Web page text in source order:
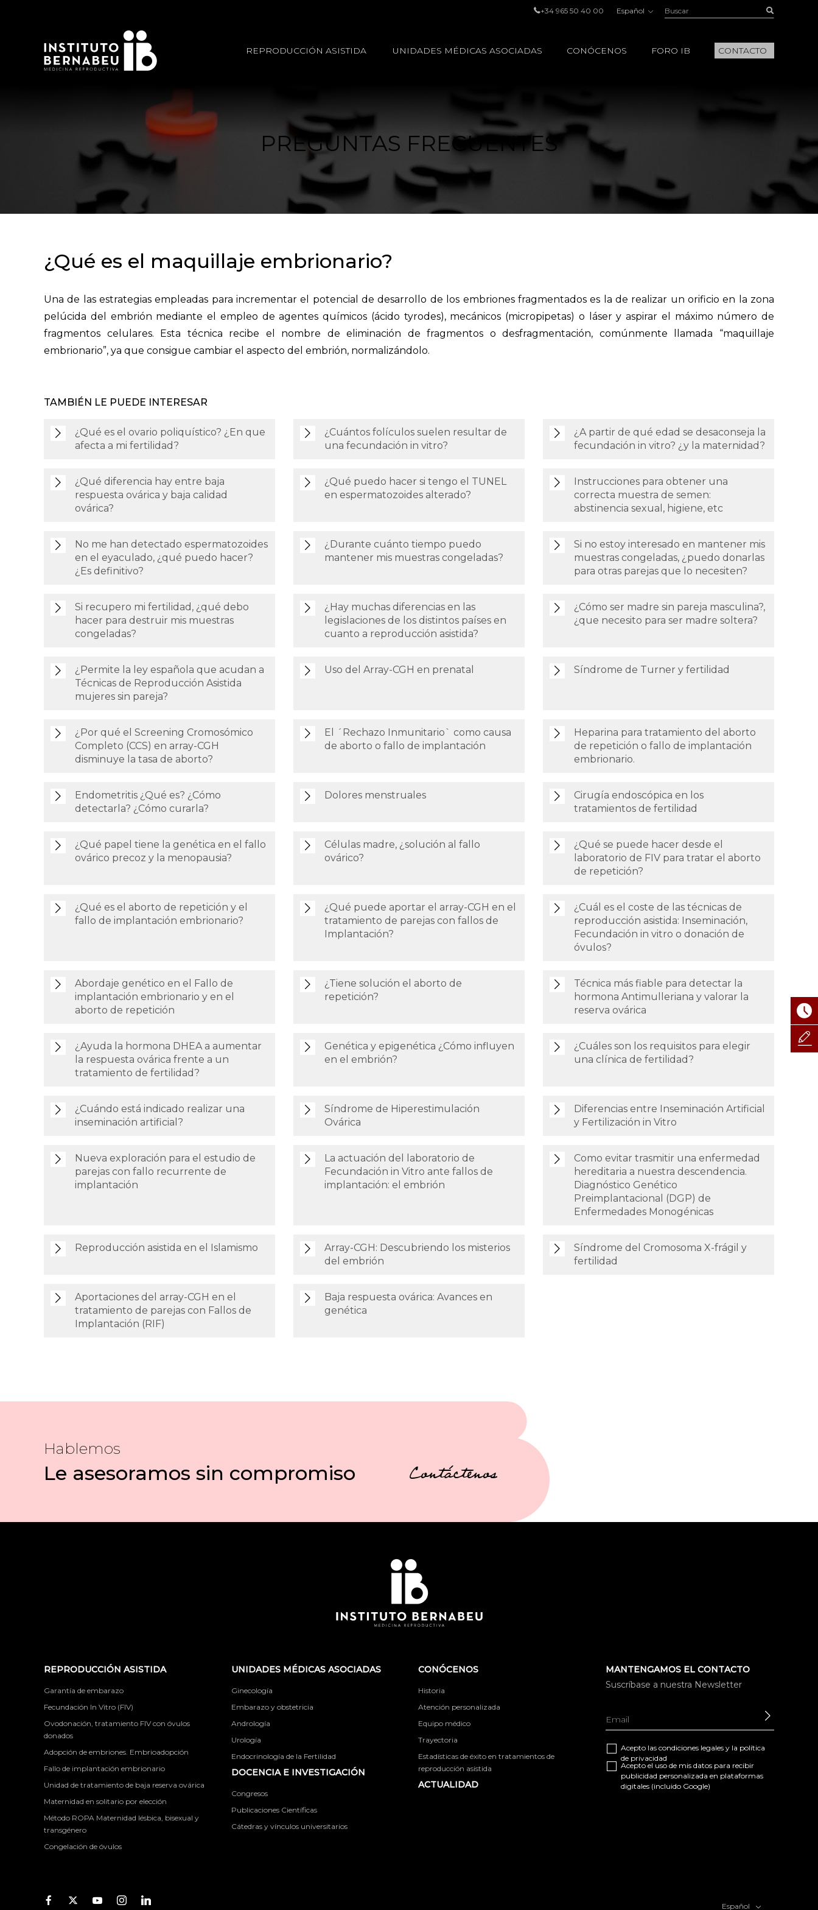
+34 965 50 40 00 Español Buscar:
REPRODUCCIÓN ASISTIDA UNIDADES MÉDICAS ASOCIADAS CONÓCENOS FORO IB CONTACTO
PREGUNTAS FRECUENTES
¿Qué es el maquillaje embrionario?
Una de las estrategias empleadas para incrementar el potencial de desarrollo de los embriones fragmentados es la de realizar un orificio en la zona
pelúcida del embrión mediante el empleo de agentes químicos (ácido tyrodes), mecánicos (micropipetas) o láser y aspirar el máximo número de
fragmentos celulares. Esta técnica recibe el nombre de eliminación de fragmentos o desfragmentación, comúnmente llamada “maquillaje
embrionario”, ya que consigue cambiar el aspecto del embrión, normalizándolo.
TAMBIÉN LE PUEDE INTERESAR
¿Qué es el ovario poliquístico? ¿En que
afecta a mi fertilidad?
¿Cuántos folículos suelen resultar de
una fecundación in vitro?
¿A partir de qué edad se desaconseja la
fecundación in vitro? ¿y la maternidad?
¿Qué diferencia hay entre baja
respuesta ovárica y baja calidad
ovárica?
¿Qué puedo hacer si tengo el TUNEL
en espermatozoides alterado?
Instrucciones para obtener una
correcta muestra de semen:
abstinencia sexual, higiene, etc
No me han detectado espermatozoides
en el eyaculado, ¿qué puedo hacer?
¿Es definitivo?
¿Durante cuánto tiempo puedo
mantener mis muestras congeladas?
Si no estoy interesado en mantener mis
muestras congeladas, ¿puedo donarlas
para otras parejas que lo necesiten?
Si recupero mi fertilidad, ¿qué debo
hacer para destruir mis muestras
congeladas?
¿Hay muchas diferencias en las
legislaciones de los distintos países en
cuanto a reproducción asistida?
¿Cómo ser madre sin pareja masculina?,
¿que necesito para ser madre soltera?
¿Permite la ley española que acudan a
Técnicas de Reproducción Asistida
mujeres sin pareja?
Uso del Array-CGH en prenatal Síndrome de Turner y fertilidad
¿Por qué el Screening Cromosómico
Completo (CCS) en array-CGH
disminuye la tasa de aborto?
El ´Rechazo Inmunitario` como causa
de aborto o fallo de implantación
Heparina para tratamiento del aborto
de repetición o fallo de implantación
embrionario.
Endometritis ¿Qué es? ¿Cómo
detectarla? ¿Cómo curarla?
Dolores menstruales
Cirugía endoscópica en los
tratamientos de fertilidad
¿Qué papel tiene la genética en el fallo
ovárico precoz y la menopausia?
Células madre, ¿solución al fallo
ovárico?
¿Qué se puede hacer desde el
laboratorio de FIV para tratar el aborto
de repetición?
¿Qué es el aborto de repetición y el
fallo de implantación embrionario?
¿Qué puede aportar el array-CGH en el
tratamiento de parejas con fallos de
Implantación?
¿Cuál es el coste de las técnicas de
reproducción asistida: Inseminación,
Fecundación in vitro o donación de
óvulos?
Abordaje genético en el Fallo de
implantación embrionario y en el
aborto de repetición
¿Tiene solución el aborto de
repetición?
Técnica más fiable para detectar la
hormona Antimulleriana y valorar la
reserva ovárica
¿Ayuda la hormona DHEA a aumentar
la respuesta ovárica frente a un
tratamiento de fertilidad?
Genética y epigenética ¿Cómo influyen
en el embrión?
¿Cuáles son los requisitos para elegir
una clínica de fertilidad?
¿Cuándo está indicado realizar una
inseminación artificial?
Síndrome de Hiperestimulación
Ovárica
Diferencias entre Inseminación Artificial
y Fertilización in Vitro
Nueva exploración para el estudio de
parejas con fallo recurrente de
implantación
La actuación del laboratorio de
Fecundación in Vitro ante fallos de
implantación: el embrión
Como evitar trasmitir una enfermedad
hereditaria a nuestra descendencia.
Diagnóstico Genético
Preimplantacional (DGP) de
Enfermedades Monogénicas
Reproducción asistida en el Islamismo
Array-CGH: Descubriendo los misterios
del embrión
Síndrome del Cromosoma X-frágil y
fertilidad
Aportaciones del array-CGH en el
tratamiento de parejas con Fallos de
Implantación (RIF)
Baja respuesta ovárica: Avances en
genética
Hablemos
Le asesoramos sin compromiso Contáctenos
REPRODUCCIÓN ASISTIDA
Garantía de embarazo
Fecundación In Vitro (FIV)
Ovodonación, tratamiento FIV con óvulos
donados
Adopción de embriones. Embrioadopción
Fallo de implantación embrionario
Unidad de tratamiento de baja reserva ovárica
Maternidad en solitario por elección
Método ROPA Maternidad lésbica, bisexual y
transgénero
Congelación de óvulos
UNIDADES MÉDICAS ASOCIADAS
Ginecología
Embarazo y obstetricia
Andrología
Urología
Endocrinología de la Fertilidad
DOCENCIA E INVESTIGACIÓN
Congresos
Publicaciones Científicas
Cátedras y vínculos universitarios
CONÓCENOS
Historia
Atención personalizada
Equipo médico
Trayectoria
Estadísticas de éxito en tratamientos de
reproducción asistida
ACTUALIDAD
MANTENGAMOS EL CONTACTO
Suscríbase a nuestra Newsletter
Acepto las condiciones legalesy la política
de privacidad
Acepto el uso de mis datos para recibir
publicidad personalizada en plataformas
digitales (incluido Google)
Facebook
TwitterYoutubeInstagramYoutube Español